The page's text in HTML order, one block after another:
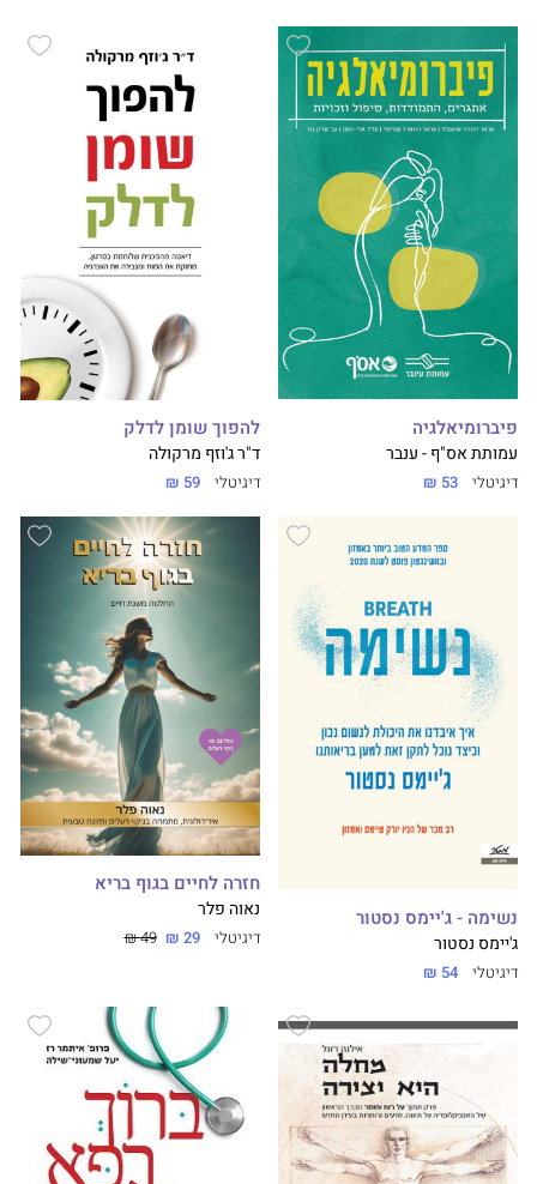
פיברומיאלגיה
עמותת אס"ף - ענבר
דיגיטלי 53 ₪
להפוך שומן לדלק
ד"ר ג'וזף מרקולה
דיגיטלי 59 ₪
נשימה - ג'יימס נסטור
ג'יימס נסטור
דיגיטלי 54 ₪
חזרה לחיים בגוף בריא
נאוה פלר
דיגיטלי 29 ₪
49 ₪